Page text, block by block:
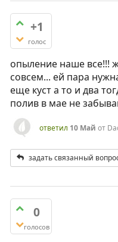
+1
голос
опыление наше все!!!
совсем... ей пара
еще куст а то и два
полив в мае не
ответил 10 Май от
задать связанный
0
голосов